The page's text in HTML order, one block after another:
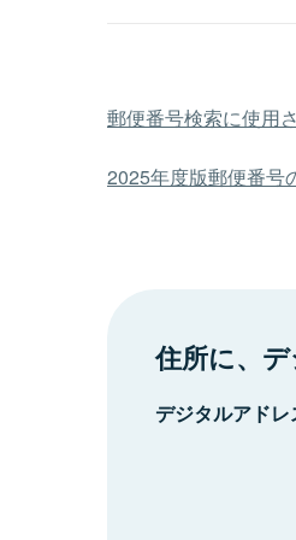
郵便番号検索に使用
2025年度版郵便番号
住所に、デ
デジタルアド